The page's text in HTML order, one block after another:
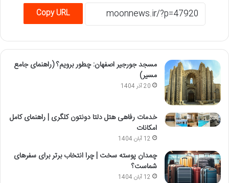
Copy URL
مسجد جورجیر اصفهان: چطور برویم؟ (راهنمای جامع
مسیر)
20 آذر 1404
خدمات رفاهی هتل دلتا دونتون کلگری | راهنمای کامل
امکانات
12 آبان 1404
چمدان پوسته سخت | چرا انتخاب برتر برای سفرهای
شماست؟
12 آبان 1404